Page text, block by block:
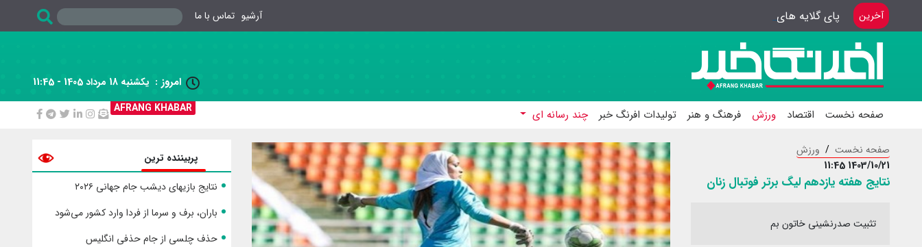
آخرین پای گلایه های سینماگران آرشیو تماس با ما
 امروز : یکشنبه 18 مرداد 1405 - 11:45
AFRANG KHABAR
صفحه نخست اقتصاد ورزش فرهنگ و هنر تولیدات افرنگ خبر چند رسانه ای
صفحه نخست
ورزش
1403/10/21 11:45
نتایج هفته یازدهم لیگ برتر فوتبال زنان
تثبیت صدرنشینی خاتون بم
پربیننده ترین
نتایج بازیهای دیشب جام جهانی ۲۰۲۶
باران، برف و سرما از فردا وارد کشور می‌شود
حذف چلسی از جام حذفی انگلیس